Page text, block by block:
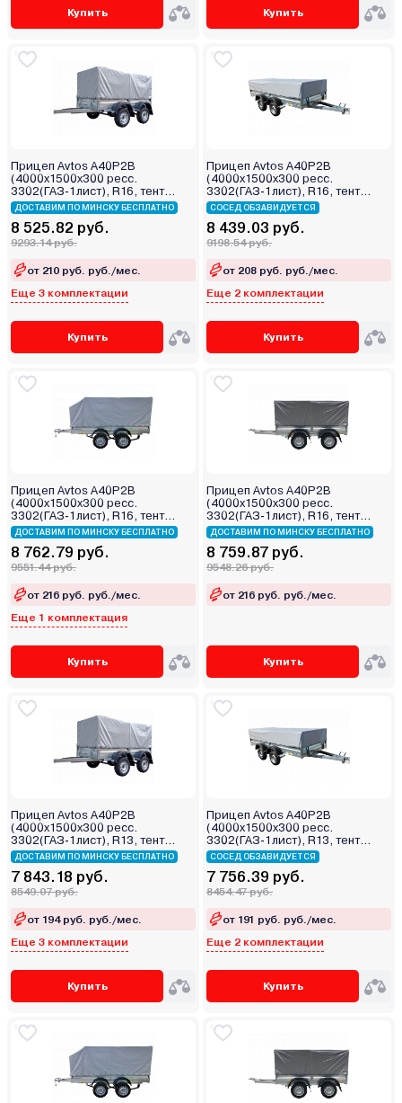
Купить Купить
Прицеп Avtos A40P2B
(4000х1500х300 ресс.
3302(ГАЗ-1лист), R16, тент
800мм 2ос)
ДОСТАВИМ ПО МИНСКУ БЕСПЛАТНО
8 525.82 руб.
9293.14 руб.
от 210 руб. руб./мес.
Еще 3 комплектации
Купить
Прицеп Avtos A40P2B
(4000х1500х300 ресс.
3302(ГАЗ-1лист), R16, тент
400мм 2ос)
СОСЕД ОБЗАВИДУЕТСЯ
8 439.03 руб.
9198.54 руб.
от 208 руб. руб./мес.
Еще 2 комплектации
Купить
Прицеп Avtos A40P2B
(4000х1500х300 ресс.
3302(ГАЗ-1лист), R16, тент
1200мм Аэро 2ос)
ДОСТАВИМ ПО МИНСКУ БЕСПЛАТНО
8 762.79 руб.
9551.44 руб.
от 216 руб. руб./мес.
Еще 1 комплектация
Купить
Прицеп Avtos A40P2B
(4000х1500х300 ресс.
3302(ГАЗ-1лист), R16, тент
1200мм 2ос)
ДОСТАВИМ ПО МИНСКУ БЕСПЛАТНО
8 759.87 руб.
9548.26 руб.
от 216 руб. руб./мес.
Купить
Прицеп Avtos A40P2B
(4000х1500х300 ресс.
3302(ГАЗ-1лист), R13, тент
800мм 2ос)
ДОСТАВИМ ПО МИНСКУ БЕСПЛАТНО
7 843.18 руб.
8549.07 руб.
от 194 руб. руб./мес.
Еще 3 комплектации
Купить
Прицеп Avtos A40P2B
(4000х1500х300 ресс.
3302(ГАЗ-1лист), R13, тент
400мм 2ос)
СОСЕД ОБЗАВИДУЕТСЯ
7 756.39 руб.
8454.47 руб.
от 191 руб. руб./мес.
Еще 2 комплектации
Купить